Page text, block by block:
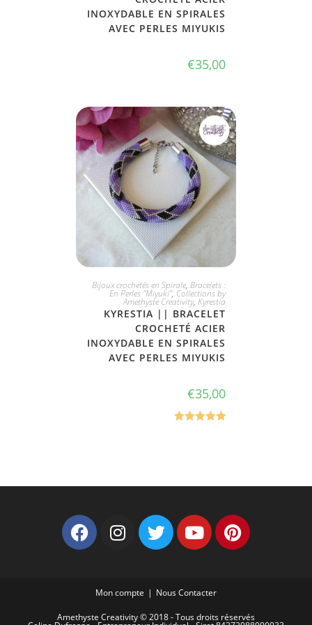
INOXYDABLE EN SPIRALES
AVEC PERLES MIYUKIS
€35,00
JE L'ADOPTE
Bijoux crochetés en Spirale, Bracelets :
En Perles "Miyuki", Collections by
Amethyste Creativity, Kyrestia
KYRESTIA || BRACELET
CROCHETÉ ACIER
INOXYDABLE EN SPIRALES
AVEC PERLES MIYUKIS
€35,00
Mon compte Nous Contacter
Amethyste Creativity © 2018 - Tous droits réservés